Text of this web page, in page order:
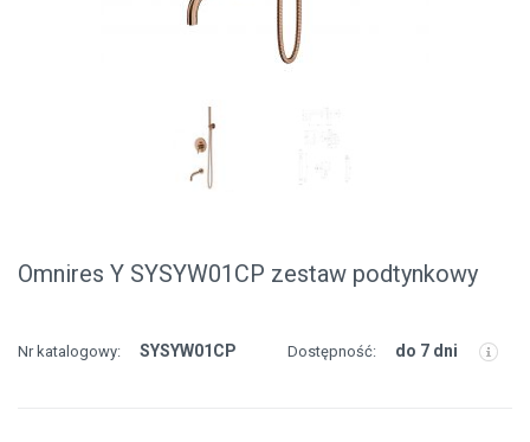
Omnires Y SYSYW01CP zestaw podtynkowy
Nr katalogowy: SYSYW01CP Dostępność: do 7 dni